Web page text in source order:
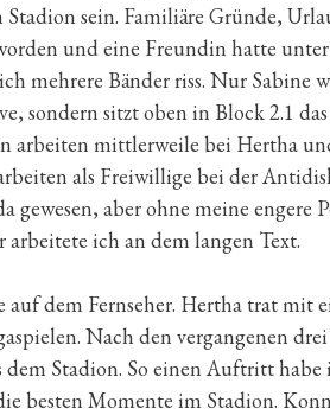
sein. Familiäre Gründe,
und eine Freundin hatte
mehrere Bänder riss. Nur Sabine
sondern sitzt oben in Block 2.1
arbeiten mittlerweile bei Hertha
als Freiwillige bei der
gewesen, aber ohne meine engere
ich an dem langen Text.
auf dem Fernseher. Hertha trat mit
Nach den vergangenen
dem Stadion. So einen Auftritt
besten Momente im Stadion.